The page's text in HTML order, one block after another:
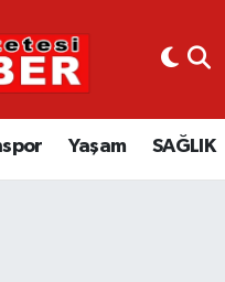
Yaşam SAĞLIK